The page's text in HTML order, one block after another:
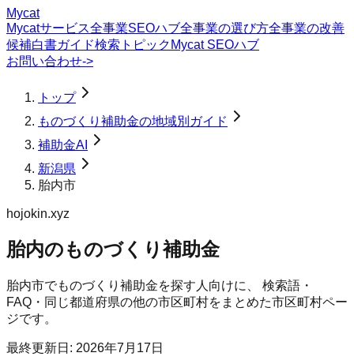
Mycat
Mycatサービス全事業SEOハブ全事業の選び方全事業の改善
候補白書ガイド検索トピック Mycat SEOハブ
お問い合わせ->
トップ
ものづくり補助金の地域別ガイド
補助金AI
新潟県
胎内市
hojokin.xyz
胎内のものづくり補助金
胎内市でものづくり補助金を探す人向けに、 検索語・
FAQ・同じ都道府県の他の市区町村をまとめた市区町村ペー
ジです。
最終更新日: 2026年7月17日